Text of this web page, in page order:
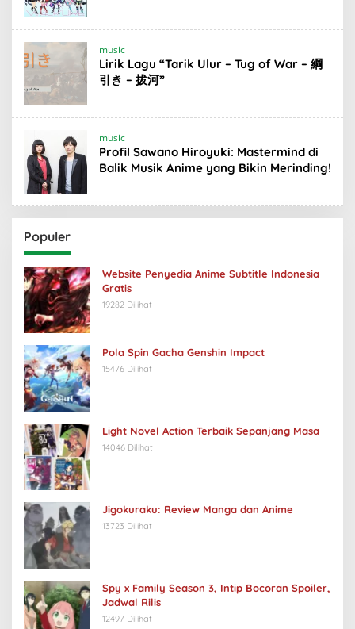
music
Lirik Lagu “Tarik Ulur – Tug of War – 綱
引き – 拔河”
music
Profil Sawano Hiroyuki: Mastermind di
Balik Musik Anime yang Bikin Merinding!
Populer
Website Penyedia Anime Subtitle Indonesia
Gratis
19282 Dilihat
Pola Spin Gacha Genshin Impact
15476 Dilihat
Light Novel Action Terbaik Sepanjang Masa
14046 Dilihat
Jigokuraku: Review Manga dan Anime
13723 Dilihat
Spy x Family Season 3, Intip Bocoran Spoiler,
Jadwal Rilis
12497 Dilihat